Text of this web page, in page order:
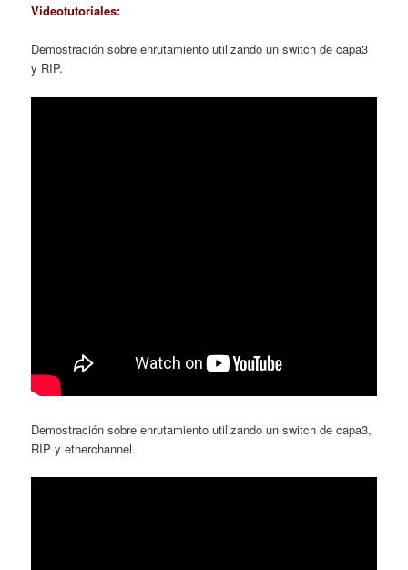
Videotutoriales:
Demostración sobre enrutamiento utilizando un switch de capa3
y RIP.
Demostración sobre enrutamiento utilizando un switch de capa3,
RIP y etherchannel.